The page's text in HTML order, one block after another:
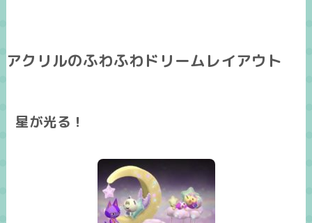
アクリルのふわふわドリームレイアウト
星が光る！